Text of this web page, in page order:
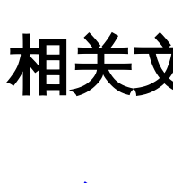
相关